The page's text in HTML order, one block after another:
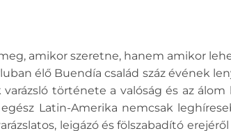
amikor szeretne, hanem amikor
élő Buendía család száz évének
története a valóság és az
Latin-Amerika nemcsak
leigázó és fölszabadító